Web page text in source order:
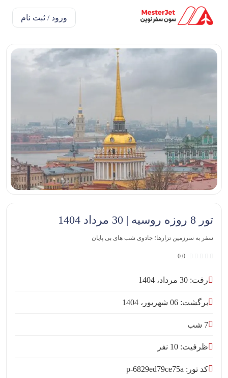
ورود / ثبت نام
تور 8 روزه روسیه | 30 مرداد 1404
سفر به سرزمین تزارها؛ جادوی شب های بی پایان
0.0
رفت: 30 مرداد، 1404
برگشت: 06 شهریور، 1404
7 شب
ظرفیت: 10 نفر
کد تور: p-6829ed79ce75a